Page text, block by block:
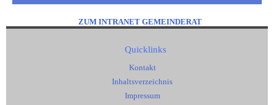
ZUM INTRANET GEMEINDERAT
Quicklinks
Kontakt
Inhaltsverzeichnis
Impressum